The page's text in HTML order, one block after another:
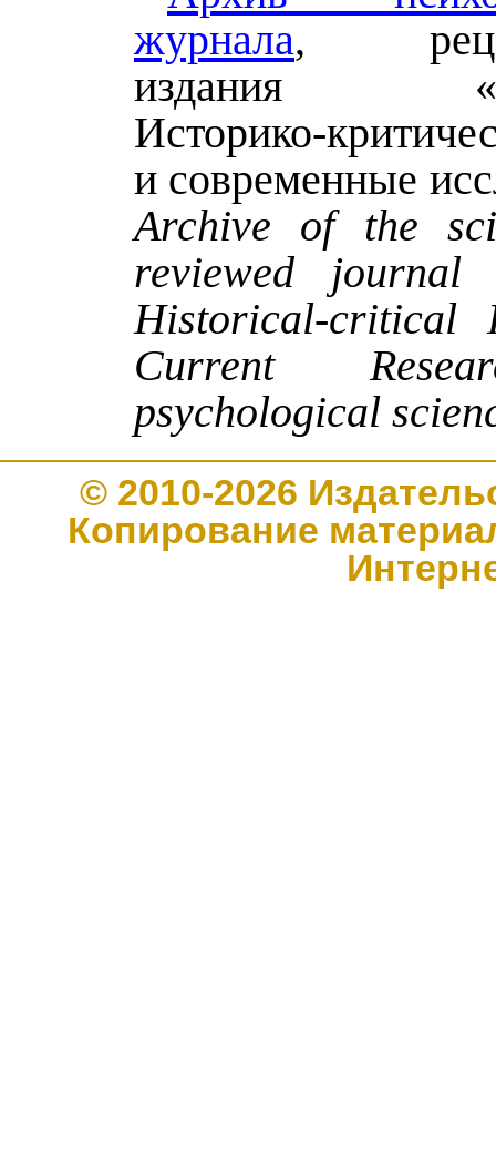
журнала,
издания
Историко-
и современные
Archive of the
reviewed journal
Historical-critical
Current
psychological
© 2010-2026
Копирование